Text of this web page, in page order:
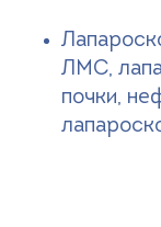
ЛМС,
почки,